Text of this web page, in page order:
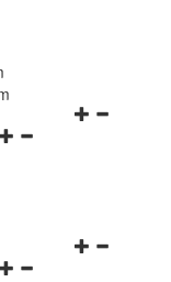
Navigationsmenü
Navigationsmenü